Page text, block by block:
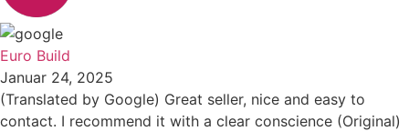
Euro Build
Januar 24, 2025
(Translated by Google) Great seller, nice and easy to
contact. I recommend it with a clear conscience (Original)